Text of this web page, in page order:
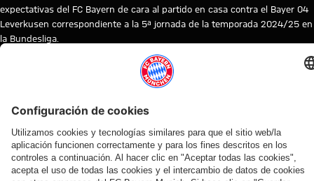
expectativas del FC Bayern de cara al partido en casa contra el Bayer 04
Leverkusen correspondiente a la 5ª jornada de la temporada 2024/25 en
la Bundesliga.
TEMAS DE ESTE VÍDEO
DE
PRENSA
BAYERN
TV
DE
LA
RUEDA
DE
PRENSA
KOMPANY
LEVERKUSEN
VÍDEOS RELACIONADOS